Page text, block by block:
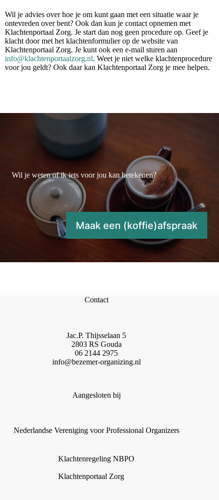
Wil je advies over hoe je om kunt gaan met een situatie waar je
ontevreden over bent? Ook dan kun je contact opnemen met
Klachtenportaal Zorg. Je start dan nog geen procedure op. Geef je
klacht door met het klachtenformulier op de website van
Klachtenportaal Zorg. Je kunt ook een e-mail sturen aan
info@klachtenportaalzorg.nl. Weet je niet welke klachtenprocedure
voor jou geldt? Ook daar kan Klachtenportaal Zorg je mee helpen.
Wil je weten of ik iets voor jou kan betekenen?
Maak een (koffie)afspraak
Contact
Jac.P. Thijsselaan 5
2803 RS Gouda
06 2144 2975
info@bezemer-organizing.nl
Aangesloten bij
Nederlandse Vereniging voor Professional Organizers
Klachtenregeling NBPO
Klachtenportaal Zorg